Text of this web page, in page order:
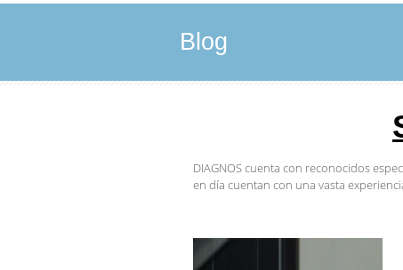
Blog
DIAGNOS cuenta con reconocidos
en día cuentan con una vasta